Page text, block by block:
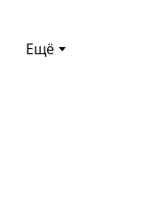
Ещё